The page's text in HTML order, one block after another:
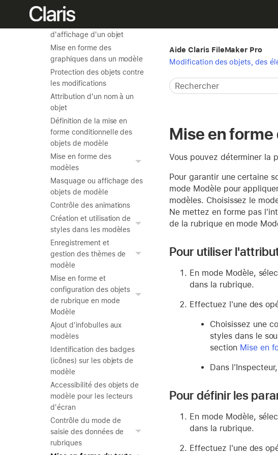
de modèle
Définition de l'état
d'affichage d'un objet
Mise en forme des
graphiques dans un modèle
Protection des objets contre
les modifications
Attribution d'un nom à un
objet
Définition de la mise en
forme conditionnelle des
objets de modèle
Mise en forme des
modèles
Masquage ou affichage des
objets de modèle
Contrôle des animations
Création et utilisation de
styles dans les modèles
Enregistrement et
gestion des thèmes de
modèle
Mise en forme et
configuration des objets
de rubrique en mode
Modèle
Ajout d'infobulles aux
modèles
Identification des badges
(icônes) sur les objets de
modèle
Accessibilité des objets de
modèle pour les lecteurs
d'écran
Contrôle du mode de
saisie des données de
rubriques
Aide Claris FileMaker Pro
Modification des objets, des
Mise en
Vous pouvez déterminer la
Pour garantir une certaine
mode Modèle pour
modèles. Choisissez le
Ne mettez en forme pas
de la rubrique en mode
Pour utiliser
En mode Modèle,
dans la rubrique.
Effectuez l'une des
Choisissez une
styles dans le
section Mise en
Dans
Pour définir les
En mode Modèle,
dans la rubrique.
Effectuez l'une des